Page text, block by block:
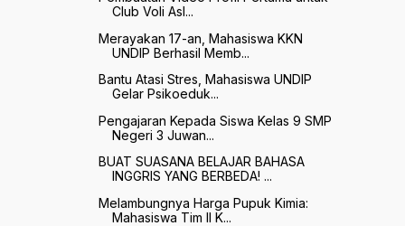
Club Voli Asl...
Merayakan 17-an, Mahasiswa KKN
UNDIP Berhasil Memb...
Bantu Atasi Stres, Mahasiswa UNDIP
Gelar Psikoeduk...
Pengajaran Kepada Siswa Kelas 9 SMP
Negeri 3 Juwan...
BUAT SUASANA BELAJAR BAHASA
INGGRIS YANG BERBEDA! ...
Melambungnya Harga Pupuk Kimia:
Mahasiswa Tim II K...